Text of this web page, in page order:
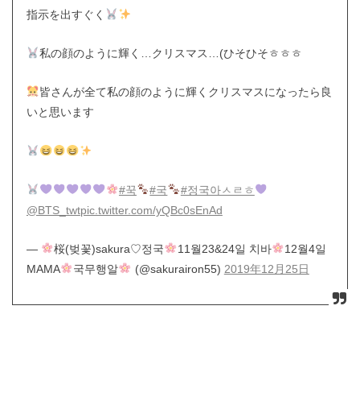
指示を出すぐく
私の顔のように輝く…クリスマス…(ひそひそㅎㅎㅎ
皆さんが全て私の顔のように輝くクリスマスになったら良
いと思います
#꾹 #국
#정국아ㅅㄹㅎ
@BTS_twtpic.twitter.com/yQBc0sEnAd
— 桜(벚꽃)sakura♡정국 11월23&24일 치바
12월4일
MAMA
국무행알 (@sakurairon55) 2019年12月25日